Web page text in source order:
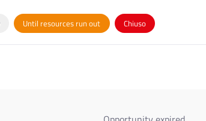
Until resources run out Chiuso